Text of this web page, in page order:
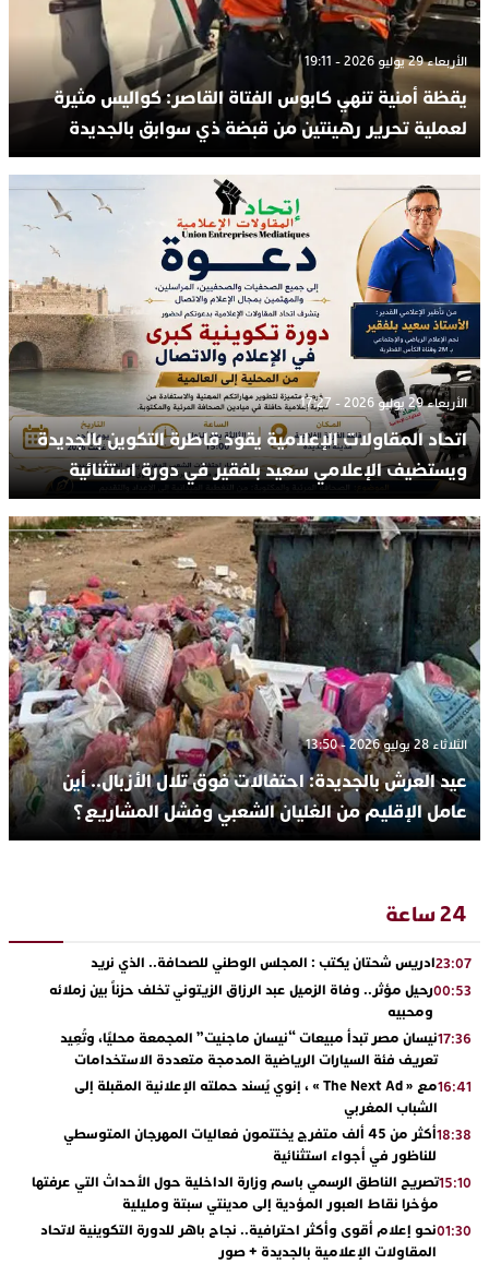
الأربعاء 29 يوليو 2026 - 19:11
يقظة أمنية تنهي كابوس الفتاة القاصر: كواليس مثيرة
لعملية تحرير رهينتين من قبضة ذي سوابق بالجديدة
الأربعاء 29 يوليو 2026 - 17:27
اتحاد المقاولات الإعلامية يقود قاطرة التكوين بالجديدة
ويستضيف الإعلامي سعيد بلفقير في دورة استثنائية
الثلاثاء 28 يوليو 2026 - 13:50
عيد العرش بالجديدة: احتفالات فوق تلال الأزبال.. أين
عامل الإقليم من الغليان الشعبي وفشل المشاريع؟
24 ساعة
23:07ادريس شحتان يكتب : المجلس الوطني للصحافة.. الذي نريد
00:53رحيل مؤثر.. وفاة الزميل عبد الرزاق الزيتوني تخلف حزناً بين زملائه
ومحبيه
17:36نيسان مصر تبدأ مبيعات “نيسان ماجنيت” المجمعة محليًا، وتُعِيد
تعريف فئة السيارات الرياضية المدمجة متعددة الاستخدامات
16:41
مع « The Next Ad » ، إنوي يُسند حملته الإعلانية المقبلة إلى
الشباب المغربي
18:38
أكثر من 45 ألف متفرج يختتمون فعاليات المهرجان المتوسطي
للناظور في أجواء استثنائية
15:10تصريح الناطق الرسمي باسم وزارة الداخلية حول الأحداث التي عرفتها
مؤخرا نقاط العبور المؤدية إلى مدينتي سبتة ومليلية
01:30نحو إعلام أقوى وأكثر احترافية.. نجاح باهر للدورة التكوينية لاتحاد
المقاولات الإعلامية بالجديدة + صور